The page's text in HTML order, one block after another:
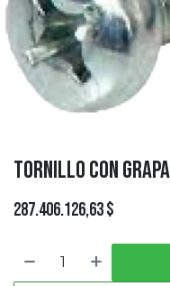
Tornillo con
287.406.126,63$